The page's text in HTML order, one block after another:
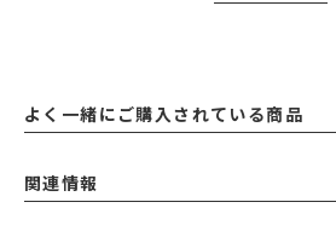
よく一緒にご購入されている商品
関連情報